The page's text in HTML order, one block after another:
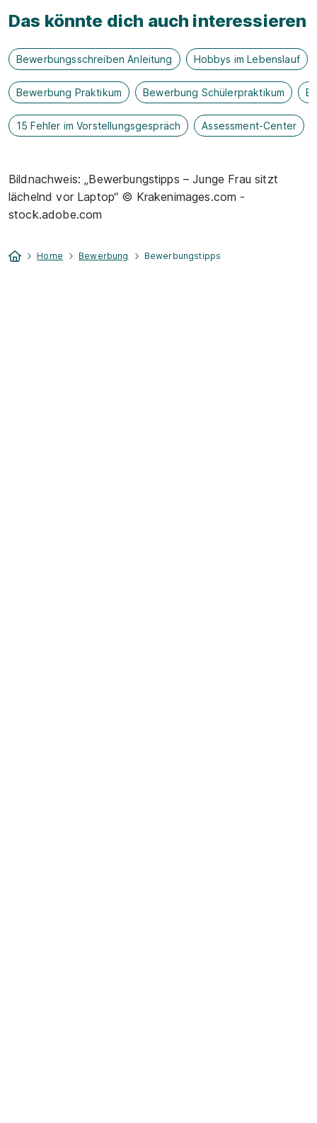
Das könnte dich auch interessieren
Bewerbungsschreiben Anleitung Hobbys im Lebenslauf
Bewerbung Praktikum Bewerbung Schülerpraktikum
15 Fehler im Vorstellungsgespräch Assessment-Center
Bildnachweis: „Bewerbungstipps – Junge Frau sitzt
lächelnd vor Laptop“ © Krakenimages.com -
stock.adobe.com
Home Bewerbung Bewerbungstipps